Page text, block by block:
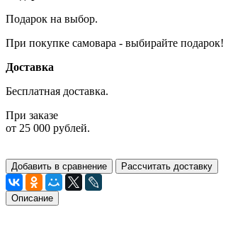
Подарок на выбор.
При покупке самовара - выбирайте подарок!
Доставка
Бесплатная доставка.
При заказе
от 25 000 рублей.
Добавить в сравнение Рассчитать доставку
Описание